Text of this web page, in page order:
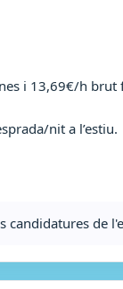
i 13,69€/h brut
nit a l’estiu.
candidatures de